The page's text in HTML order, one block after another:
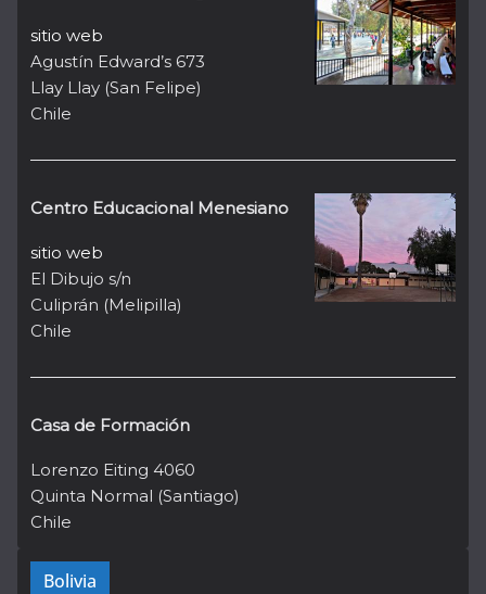
sitio web
Agustín Edward’s 673
Llay Llay (San Felipe)
Chile
Centro Educacional Menesiano
sitio web
El Dibujo s/n
Culiprán (Melipilla)
Chile
Casa de Formación
Lorenzo Eiting 4060
Quinta Normal (Santiago)
Chile
Bolivia